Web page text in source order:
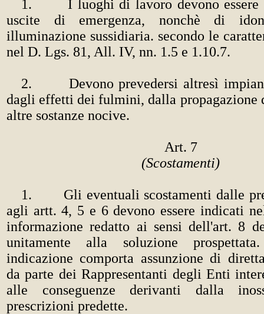
1. I luoghi di lavoro devono essere
uscite di emergenza, nonchè di
illuminazione sussidiaria. secondo le
nel D. Lgs. 81, All. IV, nn. 1.5 e 1.10.7.
2. Devono prevedersi altresì
dagli effetti dei fulmini, dalla propagazione
altre sostanze nocive.
Art. 7
(Scostamenti)
1. Gli eventuali scostamenti dalle
agli artt. 4, 5 e 6 devono essere indicati
informazione redatto ai sensi dell'art. 8
unitamente alla soluzione
indicazione comporta assunzione di
da parte dei Rappresentanti degli Enti
alle conseguenze derivanti dalla
prescrizioni predette.